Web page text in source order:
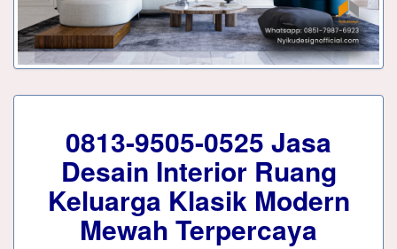
0813-9505-0525 Jasa
Desain Interior Ruang
Keluarga Klasik Modern
Mewah Terpercaya